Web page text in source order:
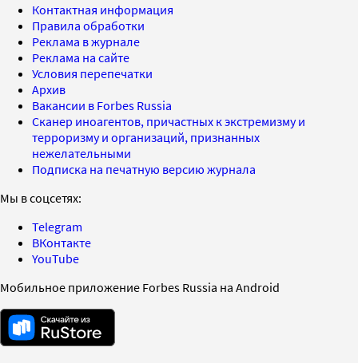
Контактная информация
Правила обработки
Реклама в журнале
Реклама на сайте
Условия перепечатки
Архив
Вакансии в Forbes Russia
Сканер иноагентов, причастных к экстремизму и
терроризму и организаций, признанных
нежелательными
Подписка на печатную версию журнала
Мы в соцсетях:
Telegram
ВКонтакте
YouTube
Мобильное приложение Forbes Russia на Android